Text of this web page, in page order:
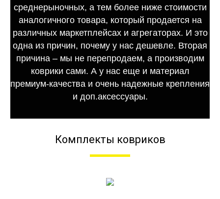
среднерыночных, а тем более ниже стоимости
аналогичного товара, который продается на
различных маркетплейсах и агрегаторах. И это
одна из причин, почему у нас дешевле. Вторая
причина – мы не перепродаем, а производим
коврики сами. А у нас еще и материал
премиум-качества и очень надежные крепления
и доп.аксессуары.
Комплекты ковриков